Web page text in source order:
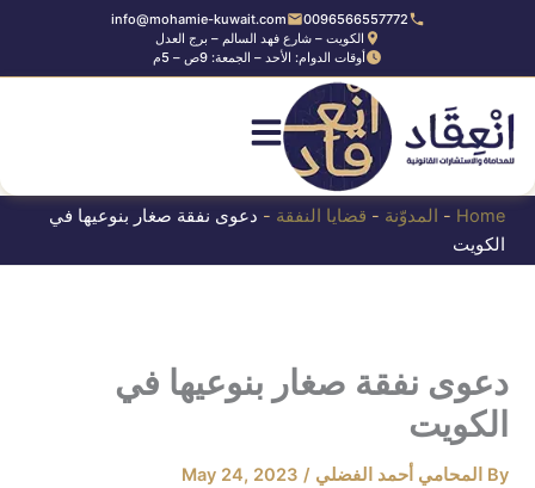
0096566557772
info@mohamie-kuwait.com
الكويت – شارع فهد السالم – برج العدل
أوقات الدوام: الأحد – الجمعة: 9ص – 5م
Home
- المدوّنة - قضايا النفقة - دعوى نفقة صغار بنوعيها في
الكويت
دعوى نفقة صغار بنوعيها في
الكويت
By المحامي أحمد الفضلي /
May 24, 2023